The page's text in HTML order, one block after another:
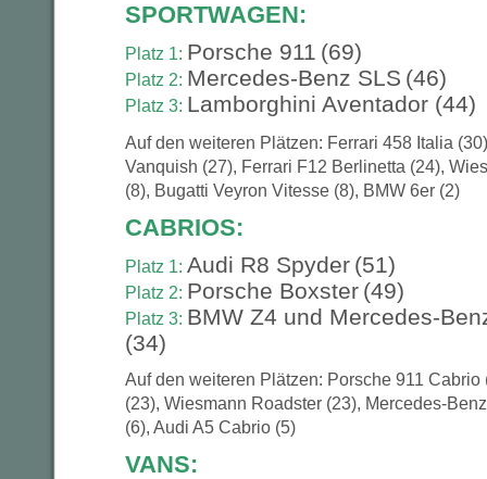
SPORTWAGEN:
Platz 1: Porsche 911 (69)
Platz 2: Mercedes-Benz SLS (46)
Platz 3: Lamborghini Aventador (44)
Auf den weiteren Plätzen: Ferrari 458 Italia
Vanquish (27), Ferrari F12 Berlinetta (24),
(8), Bugatti Veyron Vitesse (8), BMW 6er (2)
CABRIOS:
Platz 1: Audi R8 Spyder (51)
Platz 2: Porsche Boxster (49)
Platz 3: BMW Z4 und Mercedes-
(34)
Auf den weiteren Plätzen: Porsche 911 Cabrio
(23), Wiesmann Roadster (23), Mercedes-
(6), Audi A5 Cabrio (5)
VANS: